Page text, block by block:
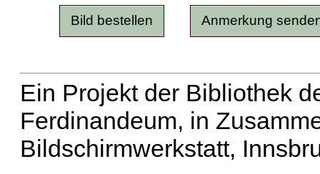
Ein Projekt der Bibliothek
Ferdinandeum, in
Bildschirmwerkstatt,